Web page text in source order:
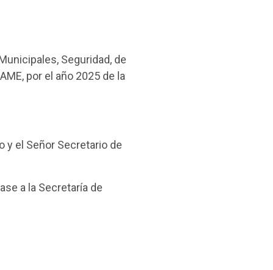
Seguridad, de
por el año 2025 de la
y el Señor Secretario de
a la Secretaría de